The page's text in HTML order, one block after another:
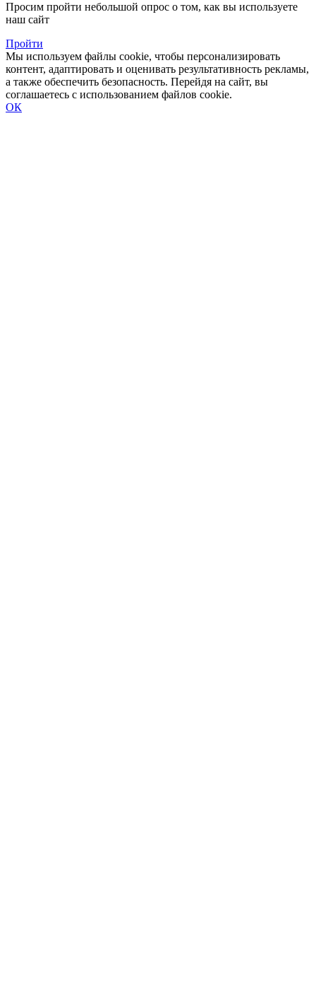
Просим пройти небольшой опрос о том, как вы используете
наш сайт
Пройти
Мы используем файлы cookie, чтобы персонализировать
контент, адаптировать и оценивать результативность рекламы,
а также обеспечить безопасность. Перейдя на сайт, вы
соглашаетесь с использованием файлов cookie.
ОК